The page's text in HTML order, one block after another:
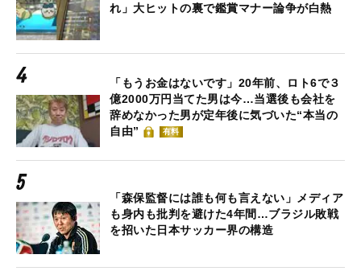
れ」大ヒットの裏で鑑賞マナー論争が白熱
「もうお金はないです」20年前、ロト6で３
億2000万円当てた男は今…当選後も会社を
辞めなかった男が定年後に気づいた“本当の
自由”
有料
「森保監督には誰も何も言えない」メディア
も身内も批判を避けた4年間…ブラジル敗戦
を招いた日本サッカー界の構造